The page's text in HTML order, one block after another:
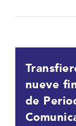
nueve
de